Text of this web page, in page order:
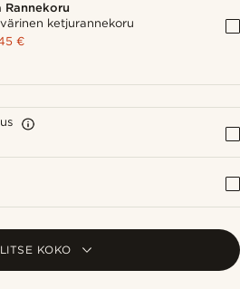
Rannekoru
ketjurannekoru
€
KOKO